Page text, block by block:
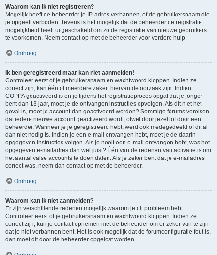
Waarom kan ik niet registreren?
Mogelijk heeft de beheerder je IP-adres verbannen, of de gebruikersnaam die
je opgeeft verboden. Tevens is het mogelijk dat de beheerder de registratie
mogelijkheid heeft uitgeschakeld om zo de registratie van nieuwe gebruikers
te voorkomen. Neem contact op met de beheerder voor verdere hulp.
Omhoog
Ik ben geregistreerd maar kan niet aanmelden!
Controleer eerst of je gebruikersnaam en wachtwoord kloppen. Indien ze
correct zijn, kan één of meerdere zaken hiervan de oorzaak zijn. Indien
COPPA geactiveerd is en je tijdens het registratieproces opgaf dat je jonger
bent dan 13 jaar, moet je de ontvangen instructies opvolgen. Als dit niet het
geval is, moet je account dan geactiveerd worden? Sommige forums vereisen
dat iedere nieuwe account geactiveerd wordt, ofwel door jezelf of door een
beheerder. Wanneer je je geregistreerd hebt, werd ook medegedeeld of dit al
dan niet nodig is. Indien je een e-mail ontvangen hebt, moet je de daarin
opgegeven instructies volgen. Als je nooit een e-mail ontvangen hebt, was het
opgegeven e-mailadres dan wel juist? Één van de redenen van activatie is om
het aantal valse accounts te doen dalen. Als je zeker bent dat je e-mailadres
correct was, neem dan contact op met de beheerder.
Omhoog
Waarom kan ik niet aanmelden?
Er zijn verschillende redenen mogelijk waarom je dit probleem hebt.
Controleer eerst of je gebruikersnaam en wachtwoord kloppen. Indien ze
correct zijn, kun je contact opnemen met de beheerder om er zeker van te zijn
dat je niet verbannen bent. Het is ook mogelijk dat de forumconfiguratie fout is,
dan moet dit door de beheerder opgelost worden.